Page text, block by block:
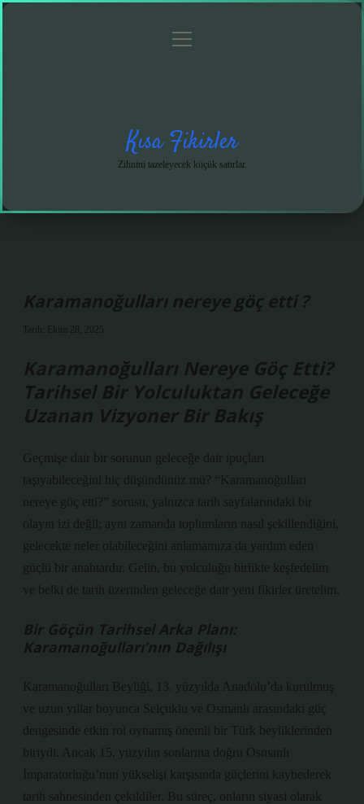
menüyü
Kısa Fikirler
Zihnini tazeleyecek küçük satırlar.
Karamanoğulları nereye göç etti ?
Tarih: Ekim 28, 2025
Karamanoğulları Nereye Göç Etti?
Tarihsel Bir Yolculuktan Geleceğe
Uzanan Vizyoner Bir Bakış
Geçmişe dair bir sorunun geleceğe dair ipuçları
taşıyabileceğini hiç düşündünüz mü? “Karamanoğulları
nereye göç etti?” sorusu, yalnızca tarih sayfalarındaki bir
olayın izi değil; aynı zamanda toplumların nasıl şekillendiğini,
gelecekte neler olabileceğini anlamamıza da yardım eden
güçlü bir anahtardır. Gelin, bu yolculuğu birlikte keşfedelim
ve belki de tarih üzerinden geleceğe dair yeni fikirler üretelim.
Bir Göçün Tarihsel Arka Planı:
Karamanoğulları’nın Dağılışı
Karamanoğulları Beyliği, 13. yüzyılda Anadolu’da kurulmuş
ve uzun yıllar boyunca Selçuklu ve Osmanlı arasındaki güç
dengesinde etkin rol oynamış önemli bir Türk beyliklerinden
biriydi. Ancak 15. yüzyılın sonlarına doğru Osmanlı
İmparatorluğu’nun yükselişi karşısında güçlerini kaybederek
tarih sahnesinden çekildiler. Bu süreç, onların siyasi olarak